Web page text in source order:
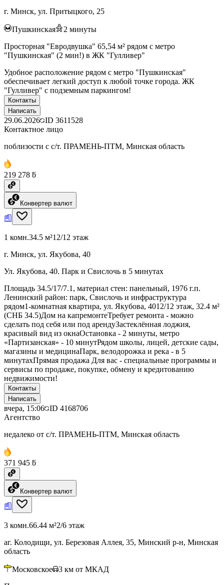
г. Минск, ул. Притыцкого, 25
Пушкинская 2 минуты
Просторная "Евродвушка" 65,54 м² рядом с метро
"Пушкинская" (2 мин!) в ЖК "Гулливер"
Удобное расположение рядом с метро "Пушкинская"
обеспечивает легкий доступ к любой точке города. ЖК
"Гулливер" с подземным паркингом!
Контакты
Написать
29.06.2026 ID 3611528
Контактное лицо
поблизости с с/т. ПРАМЕНЬ-ПТМ, Минская область
219 278 ƃ
Конвертер валют
1 комн.34.5 м²12/12 этаж
г. Минск, ул. Якубова, 40
Ул. Якубова, 40. Парк и Свислочь в 5 минутах
Площадь 34.5/17/7.1, материал стен: панельный, 1976 г.п.
Ленинский район: парк, Свислочь и инфраструктура
рядом1‑комнатная квартира, ул. Якубова, 4012/12 этаж, 32.4 м²
(СНБ 34.5)Дом на капремонтеТребует ремонта - можно
сделать под себя или под арендуЗастеклённая лоджия,
красивый вид из окнаОстановка - 2 минуты, метро
«Партизанская» - 10 минутРядом школы, лицей, детские сады,
магазины и медицинаПарк, велодорожка и река - в 5
минутахПрямая продажа Для вас - специальные программы и
сервисы по продаже, покупке, обмену и кредитованию
недвижимости!
Контакты
Написать
вчера, 15:06 ID 4168706
Агентство
недалеко от с/т. ПРАМЕНЬ-ПТМ, Минская область
371 945 ƃ
Конвертер валют
3 комн.66.44 м²2/6 этаж
аг. Колодищи, ул. Березовая Аллея, 35, Минский р-н, Минская
область
Московское 3 км от МКАД